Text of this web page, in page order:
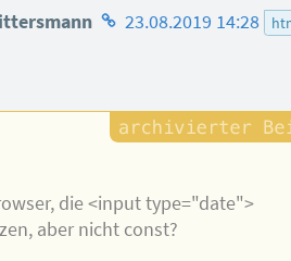
Homepage
23.08.2019 14:28
die <input type="date">
aber nicht const?